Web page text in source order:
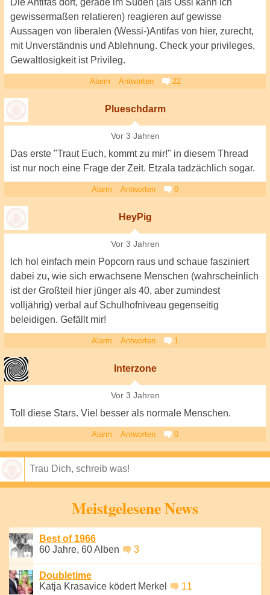
Die Antifas dort, gerade im Süden (als Ossi kann ich
gewissermaßen relatieren) reagieren auf gewisse
Aussagen von liberalen (Wessi-)Antifas von hier, zurecht,
mit Unverständnis und Ablehnung. Check your privileges,
Gewaltlosigkeit ist Privileg.
Alarm Antworten 22
Plueschdarm
Vor 3 Jahren
Das erste "Traut Euch, kommt zu mir!" in diesem Thread
ist nur noch eine Frage der Zeit. Etzala tadzächlich sogar.
Alarm Antworten 0
HeyPig
Vor 3 Jahren
Ich hol einfach mein Popcorn raus und schaue fasziniert
dabei zu, wie sich erwachsene Menschen (wahrscheinlich
ist der Großteil hier jünger als 40, aber zumindest
volljährig) verbal auf Schulhofniveau gegenseitig
beleidigen. Gefällt mir!
Alarm Antworten 1
Interzone
Vor 3 Jahren
Toll diese Stars. Viel besser als normale Menschen.
Alarm Antworten 0
Meistgelesene News
Best of 1966
60 Jahre, 60 Alben
3
Doubletime
Katja Krasavice ködert Merkel
11